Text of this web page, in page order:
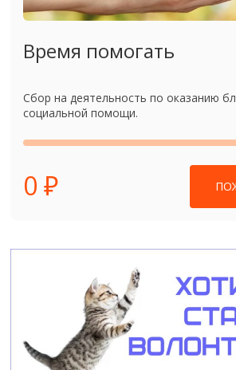
Время помогать
Сбор на деятельность по оказанию
социальной помощи.
0 ₽